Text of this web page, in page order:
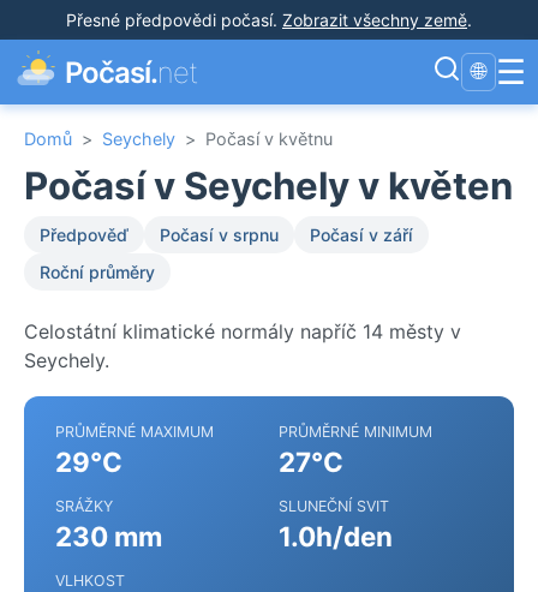
Přesné předpovědi počasí. Zobrazit všechny země.
Počasí.net 🌐 ☰
Domů > Seychely > Počasí v květnu
Počasí v Seychely v květen
Předpověď Počasí v srpnu
Počasí v září
Roční průměry
Celostátní klimatické normály napříč 14 městy v
Seychely.
PRŮMĚRNÉ MAXIMUM
29°C
PRŮMĚRNÉ MINIMUM
27°C
SRÁŽKY
230 mm
SLUNEČNÍ SVIT
1.0h/den
VLHKOST